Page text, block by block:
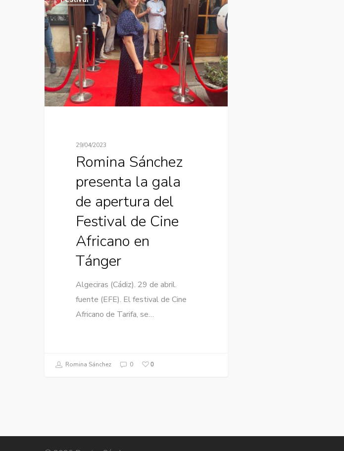
29/04/2023
Romina Sánchez
presenta la gala
de apertura del
Festival de Cine
Africano en
Tánger
Algeciras (Cádiz). 29 de abril.
fuente (EFE). El festival de Cine
Africano de Tarifa, se…
Romina Sánchez 0 0